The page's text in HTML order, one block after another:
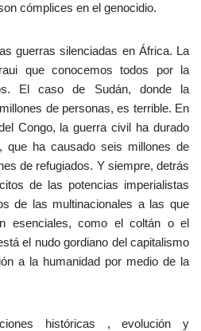
cómplices en el genocidio.
guerras silenciadas en África. La
que conocemos todos por la
El caso de Sudán, donde la
de personas, es terrible. En
Congo, la guerra civil ha durado
que ha causado seis millones de
de refugiados. Y siempre, detrás
de las potencias imperialistas
de las multinacionales a las que
esenciales, como el coltán o el
el nudo gordiano del capitalismo
a la humanidad por medio de la
históricas , evolución y